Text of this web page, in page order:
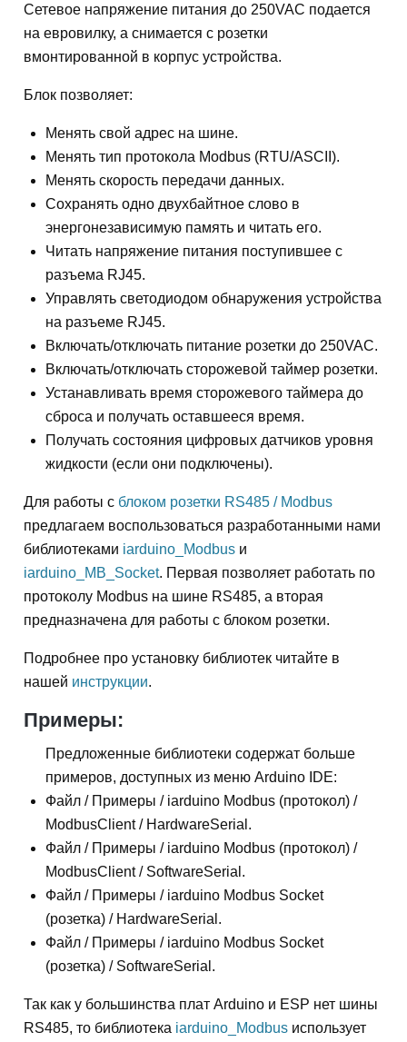
Сетевое напряжение питания до 250VAC подается
на евровилку, а снимается с розетки
вмонтированной в корпус устройства.
Блок позволяет:
Менять свой адрес на шине.
Менять тип протокола Modbus (RTU/ASCII).
Менять скорость передачи данных.
Сохранять одно двухбайтное слово в
энергонезависимую память и читать его.
Читать напряжение питания поступившее с
разъема RJ45.
Управлять светодиодом обнаружения устройства
на разъеме RJ45.
Включать/отключать питание розетки до 250VAC.
Включать/отключать сторожевой таймер розетки.
Устанавливать время сторожевого таймера до
сброса и получать оставшееся время.
Получать состояния цифровых датчиков уровня
жидкости (если они подключены).
Для работы с блоком розетки RS485 / Modbus
предлагаем воспользоваться разработанными нами
библиотеками iarduino_Modbus и
iarduino_MB_Socket. Первая позволяет работать по
протоколу Modbus на шине RS485, а вторая
предназначена для работы с блоком розетки.
Подробнее про установку библиотек читайте в
нашей инструкции.
Примеры:
Предложенные библиотеки содержат больше
примеров, доступных из меню Arduino IDE:
Файл / Примеры / iarduino Modbus (протокол) /
ModbusClient / HardwareSerial.
Файл / Примеры / iarduino Modbus (протокол) /
ModbusClient / SoftwareSerial.
Файл / Примеры / iarduino Modbus Socket
(розетка) / HardwareSerial.
Файл / Примеры / iarduino Modbus Socket
(розетка) / SoftwareSerial.
Так как у большинства плат Arduino и ESP нет шины
RS485, то библиотека iarduino_Modbus использует